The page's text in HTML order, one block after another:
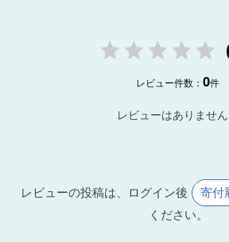
レビュー件数：0件
レビューはありません
レビューの投稿は、ログイン後 寄付
ください。